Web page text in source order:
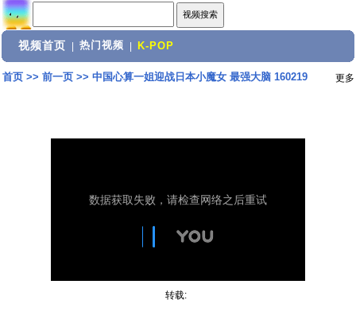
视频首页 热门视频 K-POP
首页>> 前一页>> 中国心算一姐迎战日本小魔女 最强大脑 160219 更多
转载: